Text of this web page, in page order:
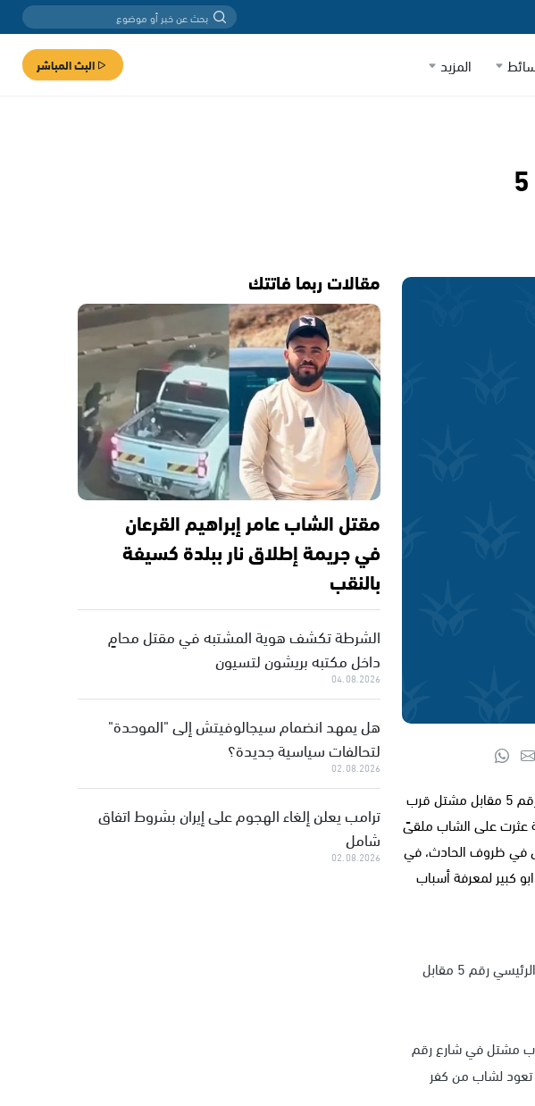
المزيد البث المباشر
العثور على جثة شاب من كفر قاسم ملقاة على شارع 5
عُثر بعد منتصف الليلة على جثة شاب في العشرينات من عمره وعليها علامات عنف، ملقاة على الشارع الرئيسي رقم 5 مقابل مشتل قرب
عثرت على الشاب ملقىً
للتحقيق في ظروف الحادث، في
كبير لمعرفة أسباب
عُثر بعد منتصف الليلة الماضية ،على جثة شاب في العشرينات من عمره وعليها علامات عنف، ملقاة على الشارع الرئيسي رقم 5 مقابل
مشتل في شارع رقم
تعود لشاب من كفر
مقالات ربما فاتتك
مقتل الشاب عامر إبراهيم القرعان
في جريمة إطلاق نار ببلدة كسيفة
بالنقب
الشرطة تكشف هوية المشتبه في مقتل محامٍ
داخل مكتبه بريشون لتسيون
04.08.2026
هل يمهد انضمام سيجالوفيتش إلى "الموحدة"
لتحالفات سياسية جديدة؟
02.08.2026
ترامب يعلن إلغاء الهجوم على إيران بشروط اتفاق
شامل
02.08.2026